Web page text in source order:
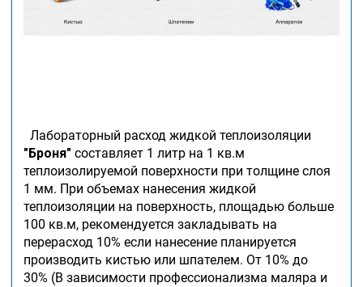
Лабораторный расход жидкой теплоизоляции
"Броня" составляет 1 литр на 1 кв.м
теплоизолируемой поверхности при толщине слоя
1 мм. При объемах нанесения жидкой
теплоизоляции на поверхность, площадью больше
100 кв.м, рекомендуется закладывать на
перерасход 10% если нанесение планируется
производить кистью или шпателем. От 10% до
30% (В зависимости профессионализма маляра и